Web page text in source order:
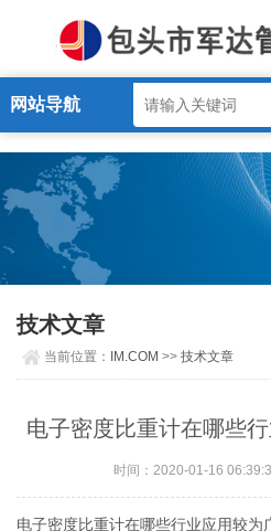
IM.COM
网站导航
技术文章
当前位置： IM.COM >>技术文章
电子密度比重计在哪些
时间：2020-01-16
电子密度比重计在哪些行业应用较为